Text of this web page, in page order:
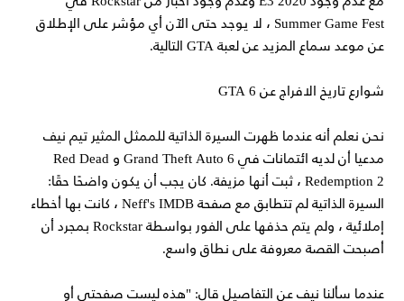
Summer Game Fest ، لا يوجد حتى الآن أي مؤشر على الإطلاق
عن موعد سماع المزيد عن لعبة GTA التالية.
شوارع تاريخ الافراج عن GTA 6
نحن نعلم أنه عندما ظهرت السيرة الذاتية للممثل المثير تيم نيف
مدعيا أن لديه ائتمانات في Grand Theft Auto 6 و Red Dead
Redemption 2 ، ثبت أنها مزيفة. كان يجب أن يكون واضحًا حقًا:
السيرة الذاتية لم تتطابق مع صفحة Neff's IMDB ، كانت بها أخطاء
إملائية ، ولم يتم حذفها على الفور بواسطة Rockstar بمجرد أن
أصبحت القصة معروفة على نطاق واسع.
عندما سألنا نيف عن التفاصيل قال: "هذه ليست صفحتي أو